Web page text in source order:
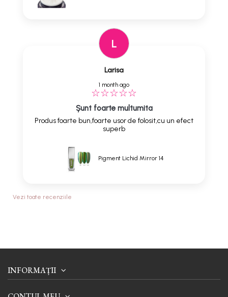
L
Larisa
1 month ago
Șunt foarte multumita
Produs foarte bun,foarte usor de folosit,cu un efect
superb
Pigment Lichid Mirror 14
Vezi toate recenziile
INFORMAȚII